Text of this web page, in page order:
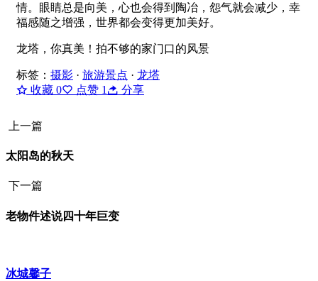
情。眼睛总是向美，心也会得到陶冶，怨气就会减少，幸
福感随之增强，世界都会变得更加美好。
龙塔，你真美！拍不够的家门口的风景
标签： 摄影 · 旅游景点 · 龙塔
收藏 0 点赞 1 分享
上一篇
太阳岛的秋天
下一篇
老物件述说四十年巨变
冰城馨子